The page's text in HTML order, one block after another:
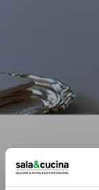
tag directory